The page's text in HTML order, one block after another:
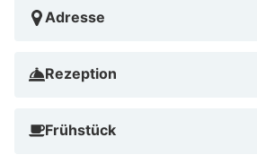
Adresse
Rezeption
Frühstück